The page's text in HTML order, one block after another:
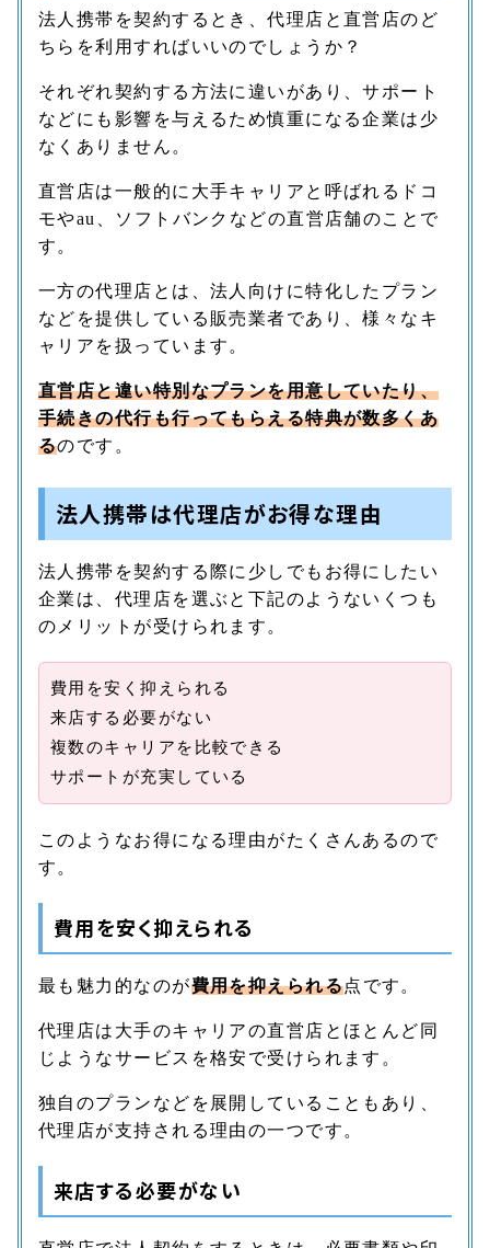
法人携帯を契約するとき、代理店と直営店のど
ちらを利用すればいいのでしょうか？
それぞれ契約する方法に違いがあり、サポート
などにも影響を与えるため慎重になる企業は少
なくありません。
直営店は一般的に大手キャリアと呼ばれるドコ
モやau、ソフトバンクなどの直営店舗のことで
す。
一方の代理店とは、法人向けに特化したプラン
などを提供している販売業者であり、様々なキ
ャリアを扱っています。
直営店と違い特別なプランを用意していたり、
手続きの代行も行ってもらえる特典が数多くあ
るのです。
法人携帯は代理店がお得な理由
法人携帯を契約する際に少しでもお得にしたい
企業は、代理店を選ぶと下記のようないくつも
のメリットが受けられます。
費用を安く抑えられる
来店する必要がない
複数のキャリアを比較できる
サポートが充実している
このようなお得になる理由がたくさんあるので
す。
費用を安く抑えられる
最も魅力的なのが費用を抑えられる点です。
代理店は大手のキャリアの直営店とほとんど同
じようなサービスを格安で受けられます。
独自のプランなどを展開していることもあり、
代理店が支持される理由の一つです。
来店する必要がない